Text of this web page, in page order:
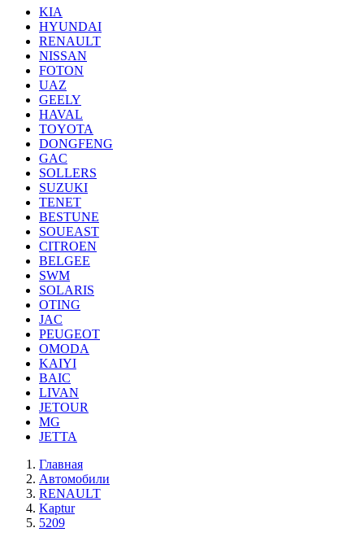
KIA
HYUNDAI
RENAULT
NISSAN
FOTON
UAZ
GEELY
HAVAL
TOYOTA
DONGFENG
GAC
SOLLERS
SUZUKI
TENET
BESTUNE
SOUEAST
CITROEN
BELGEE
SWM
SOLARIS
OTING
JAC
PEUGEOT
OMODA
KAIYI
BAIC
LIVAN
JETOUR
MG
JETTA
Главная
Автомобили
RENAULT
Kaptur
5209